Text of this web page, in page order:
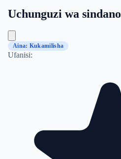
Uchunguzi wa sindano
Aina: Kukamilisha
Ufanisi: